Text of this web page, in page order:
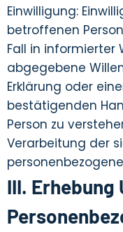
Einwilligung:
betroffenen
Fall in informierter
abgegebene
Erklärung oder
bestätigenden
Person zu
Verarbeitung der
III. Erhebung